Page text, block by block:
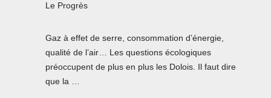
Le Progrès
Gaz à effet de serre, consommation d’énergie,
qualité de l’air… Les questions écologiques
préoccupent de plus en plus les Dolois. Il faut dire
que la …